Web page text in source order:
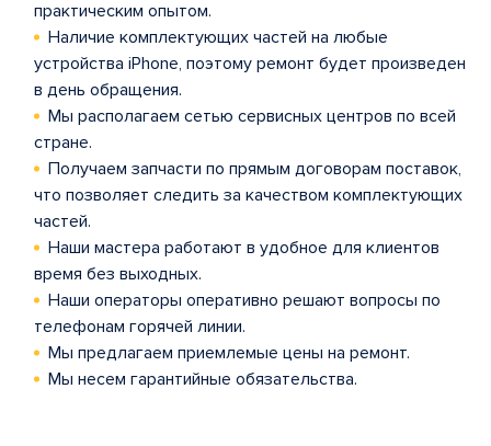
практическим опытом.
Наличие комплектующих частей на любые
устройства iPhone, поэтому ремонт будет произведен
в день обращения.
Мы располагаем сетью сервисных центров по всей
стране.
Получаем запчасти по прямым договорам поставок,
что позволяет следить за качеством комплектующих
частей.
Наши мастера работают в удобное для клиентов
время без выходных.
Наши операторы оперативно решают вопросы по
телефонам горячей линии.
Мы предлагаем приемлемые цены на ремонт.
Мы несем гарантийные обязательства.